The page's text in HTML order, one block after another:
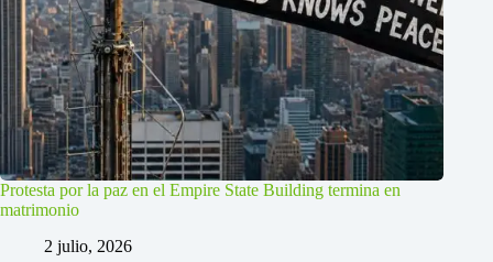
Protesta por la paz en el Empire State Building termina en
matrimonio
2 julio, 2026